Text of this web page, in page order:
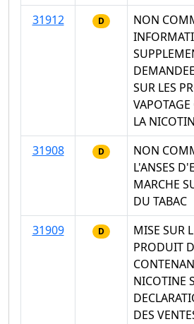
31912
D
NON
SUR LES
LA
31908
D
NON
L'ANSES
MARCHE
DU TABAC
31909
D
MISE SUR
PRODUIT
NICOTINE
DES